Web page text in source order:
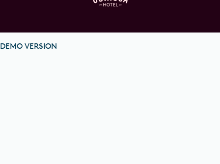
DEMO VERSION